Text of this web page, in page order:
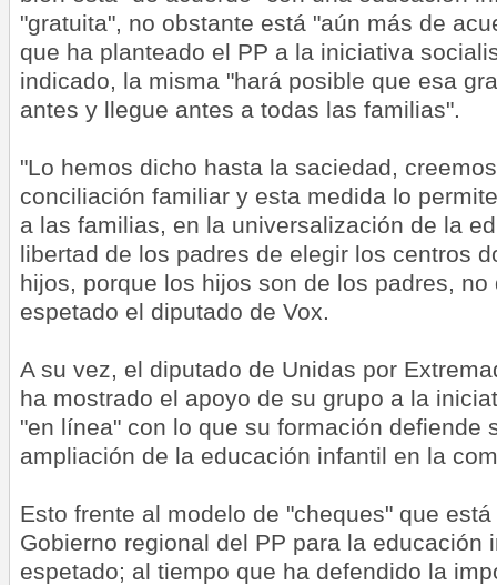
"gratuita", no obstante está "aún más de
que ha planteado el PP a la iniciativa
indicado, la misma "hará posible que esa
antes y llegue antes a todas las familias".
"Lo hemos dicho hasta la saciedad,
conciliación familiar y esta medida lo
a las familias, en la universalización de la
libertad de los padres de elegir los centros
hijos, porque los hijos son de los padres, no
espetado el diputado de Vox.
A su vez, el diputado de Unidas por
ha mostrado el apoyo de su grupo a la
"en línea" con lo que su formación defiende
ampliación de la educación infantil en la
Esto frente al modelo de "cheques" que
Gobierno regional del PP para la educación
espetado; al tiempo que ha defendido la